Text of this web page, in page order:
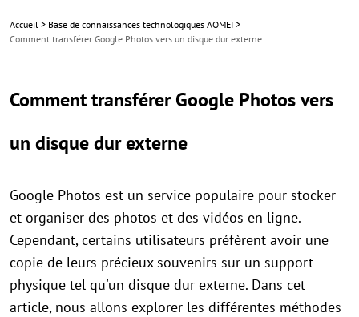
Accueil > Base de connaissances technologiques AOMEI >
Comment transférer Google Photos vers un disque dur externe
Comment transférer Google Photos vers
un disque dur externe
Google Photos est un service populaire pour stocker
et organiser des photos et des vidéos en ligne.
Cependant, certains utilisateurs préfèrent avoir une
copie de leurs précieux souvenirs sur un support
physique tel qu'un disque dur externe. Dans cet
article, nous allons explorer les différentes méthodes